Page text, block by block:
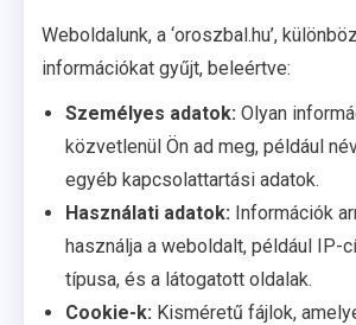
Weboldalunk, a ‘oroszbal.hu’,
információkat gyűjt, beleértve:
Személyes adatok: Olyan
közvetlenül Ön ad meg, például
egyéb kapcsolattartási adatok.
Használati adatok: Információk
használja a weboldalt, például IP-
típusa, és a látogatott oldalak.
Cookie-k: Kisméretű fájlok,